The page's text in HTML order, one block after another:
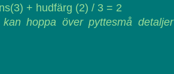
+ hudfärg (2) / 3 = 2
hoppa över pyttesmå detaljer